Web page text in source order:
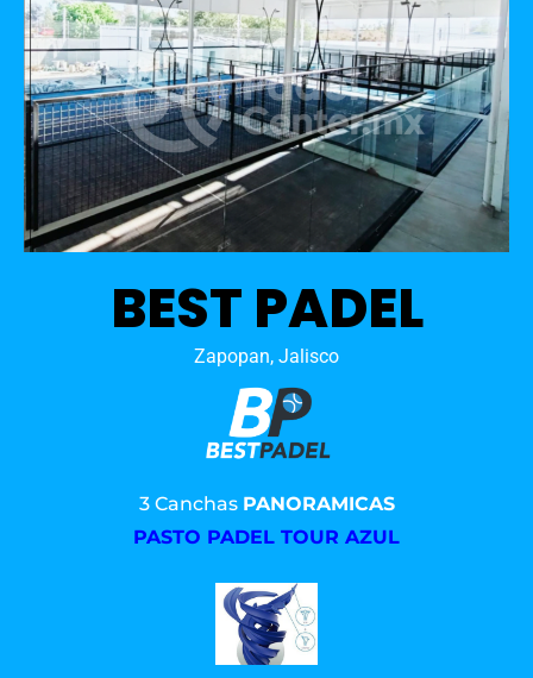
BEST PADEL
Zapopan, Jalisco
3 Canchas PANORAMICAS
PASTO PADEL TOUR AZUL